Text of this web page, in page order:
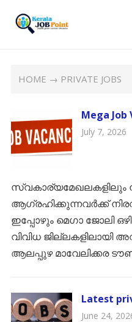
HOME → PRIVATE JOBS
Mega Job
July 7, 2026
ആഗ്രഹിക്കുന്നവർക്ക്
ഇപ്പോഴും മെഗാ ജോലി
വിവിധ
ആലപ്പുഴ മാവേലിക്കര
Latest
June 24,